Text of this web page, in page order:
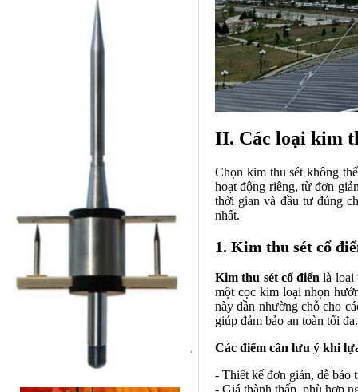
II. Các loại kim
Chọn kim thu sét không
hoạt động riêng, từ đơn
thời gian và đầu tư đúng
nhất.
1. Kim thu sét cổ
Kim thu sét cổ điển là loại
một cọc kim loại nhọn
này dần nhường chỗ cho
giúp đảm bảo an toàn tối đa.
Các điểm cần lưu ý khi
- Thiết kế đơn giản, dễ bảo